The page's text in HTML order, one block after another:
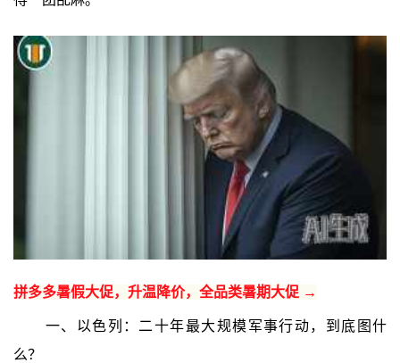
拼多多暑假大促，升温降价，全品类暑期大促 →
一、以色列：二十年最大规模军事行动，到底图什
么？